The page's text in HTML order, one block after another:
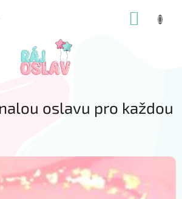
oslavu pro každou